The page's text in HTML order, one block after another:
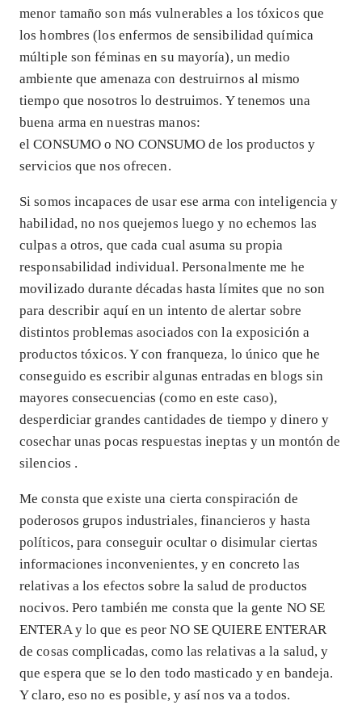
menor tamaño son más vulnerables a los tóxicos que
los hombres (los enfermos de sensibilidad química
múltiple son féminas en su mayoría), un medio
ambiente que amenaza con destruirnos al mismo
tiempo que nosotros lo destruimos. Y tenemos una
buena arma en nuestras manos:
el CONSUMO o NO CONSUMO de los productos y
servicios que nos ofrecen.
Si somos incapaces de usar ese arma con inteligencia y
habilidad, no nos quejemos luego y no echemos las
culpas a otros, que cada cual asuma su propia
responsabilidad individual. Personalmente me he
movilizado durante décadas hasta límites que no son
para describir aquí en un intento de alertar sobre
distintos problemas asociados con la exposición a
productos tóxicos. Y con franqueza, lo único que he
conseguido es escribir algunas entradas en blogs sin
mayores consecuencias (como en este caso),
desperdiciar grandes cantidades de tiempo y dinero y
cosechar unas pocas respuestas ineptas y un montón de
silencios .
Me consta que existe una cierta conspiración de
poderosos grupos industriales, financieros y hasta
políticos, para conseguir ocultar o disimular ciertas
informaciones inconvenientes, y en concreto las
relativas a los efectos sobre la salud de productos
nocivos. Pero también me consta que la gente NO SE
ENTERA y lo que es peor NO SE QUIERE ENTERAR
de cosas complicadas, como las relativas a la salud, y
que espera que se lo den todo masticado y en bandeja.
Y claro, eso no es posible, y así nos va a todos.